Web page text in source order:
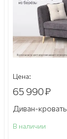
Цена:
65 990₽
Диван-
В наличии